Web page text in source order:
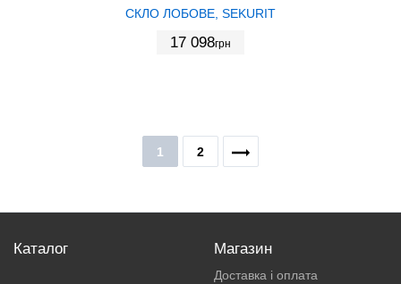
СКЛО ЛОБОВЕ, SEKURIT
17 098грн
1 2
Каталог Магазин
Доставка і оплата